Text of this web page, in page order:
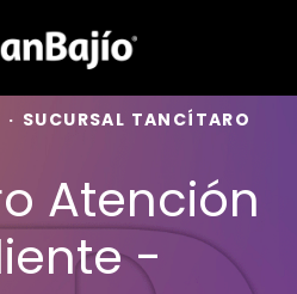
· SUCURSAL TANCÍTARO
Atención
-